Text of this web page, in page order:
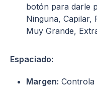
botón para darle
Ninguna, Capilar,
Muy Grande,
Espaciado:
Margen: Controla